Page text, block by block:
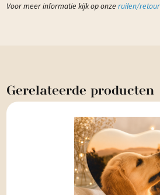
Voor meer informatie kijk op onzeruilen/
Gerelateerde producten